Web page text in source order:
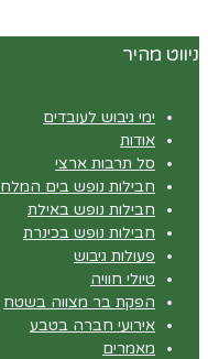
ניווט מהיר
ימי גיבוש לעובדים
אודות
סל תרבות ארצי
חבילות נופש בים המלח
חבילות נופש באילת
חבילות נופש בכינרת
פעולות גיבוש
טיולי חוויה
הפקת בר מצווה בשטח
אירועי חברה בטבע
מאמרים